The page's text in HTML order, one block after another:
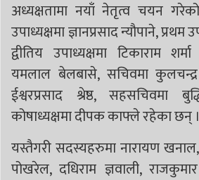
अध्यक्षतामा नयाँ नेतृत्व चयन
उपाध्यक्षमा ज्ञानप्रसाद न्यौपाने, प्रथम
द्वीतिय उपाध्यक्षमा टिकाराम
यमलाल बेलबासे, सचिवमा कुलचन्द्र
ईश्वरप्रसाद श्रेष्ठ, सहसचिवमा
कोषाध्यक्षमा दीपक काफ्ले रहेका छन् ।
यस्तैगरी सदस्यहरुमा नारायण
पोखरेल, दधिराम ज्ञवाली,